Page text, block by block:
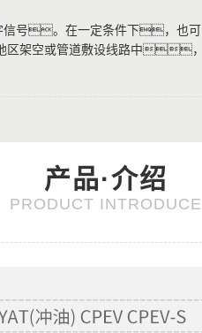
信号。在一定条件下，也可
区架空或管道敷设线路中，
产品·介绍
PRODUCT INTRODUCE